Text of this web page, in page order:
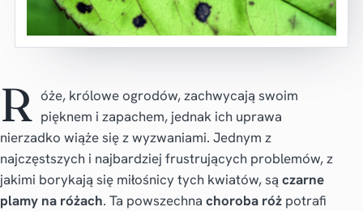
R óże, królowe ogrodów, zachwycają swoim
pięknem i zapachem, jednak ich uprawa
nierzadko wiąże się z wyzwaniami. Jednym z
najczęstszych i najbardziej frustrujących problemów, z
jakimi borykają się miłośnicy tych kwiatów, są czarne
plamy na różach. Ta powszechna choroba róż potrafi